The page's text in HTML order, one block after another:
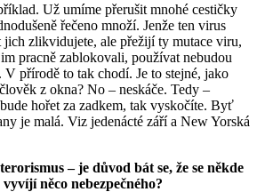
Už umíme přerušit mnohé cestičky
řečeno množí. Jenže ten virus
jich zlikvidujete, ale přežijí ty mutace viru,
pracně zablokovali, používat nebudou
V přírodě to tak chodí. Je to stejné, jako
z okna? No – neskáče. Tedy –
hořet za zadkem, tak vyskočíte. Byť
je malá. Viz jedenácté září a New Yorská
– je důvod bát se, že se někde
něco nebezpečného?